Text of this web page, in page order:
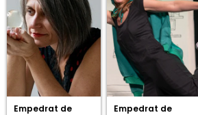
Empedrat de
Empedrat de